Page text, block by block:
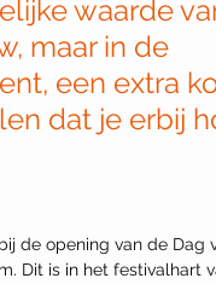
waarde
maar in de
een extra
dat je erbij
de opening van de Dag
Dit is in het festivalhart